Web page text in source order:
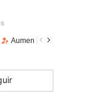
Aumento de seguidores